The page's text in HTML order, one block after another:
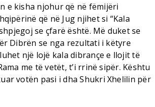
e kisha njohur që në fëmijëri
që në Jug njihet si “Kala
se çfarë është. Më duket se
Dibrën se nga rezultati i këtyre
një lojë kala dibrançe e llojit të
me të vetët, t’i rrinë sipër. Kështu
votën pasi i dha Shukri Xhelilin për